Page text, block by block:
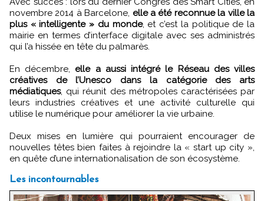
novembre 2014 à Barcelone, elle a été reconnue la ville la
plus « intelligente » du monde, et c’est la politique de la
mairie en termes d’interface digitale avec ses administrés
qui l’a hissée en tête du palmarès.
En décembre, elle a aussi intégré le Réseau des villes
créatives de l’Unesco dans la catégorie des arts
médiatiques, qui réunit des métropoles caractérisées par
leurs industries créatives et une activité culturelle qui
utilise le numérique pour améliorer la vie urbaine.
Deux mises en lumière qui pourraient encourager de
nouvelles têtes bien faites à rejoindre la « start up city »,
en quête d’une internationalisation de son écosystème.
Les incontournables